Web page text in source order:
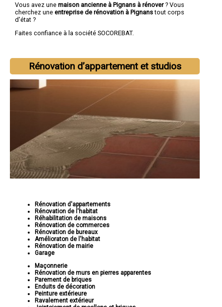
Vous avez une maison ancienne à Pignans à rénover? Vous
cherchez une entreprise de rénovation à Pignanstout corps
d'état ?
Faites confiance à la société SOCOREBAT.
Rénovation d’appartement et studios
Rénovation d'appartements
Rénovation de l'habitat
Réhabilitation de maisons
Rénovation de commerces
Rénovation de bureaux
Amélioraton de l'habitat
Rénovation de mairie
Garage
Maçonnerie
Rénovation de murs en pierres apparentes
Parement de briques
Enduits de décoration
Peinture extérieure
Ravalement extérieur